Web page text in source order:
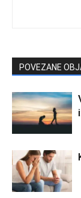
POVEZANE